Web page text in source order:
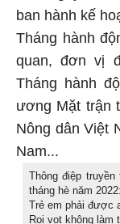
ban hành kế
Tháng hành
quan, đơn vị
Tháng hành
ương Mặt trận
Nông dân Việt
Nam...
Thông điệp
tháng hè năm 2022:
Trẻ em phải được
Roi vọt không